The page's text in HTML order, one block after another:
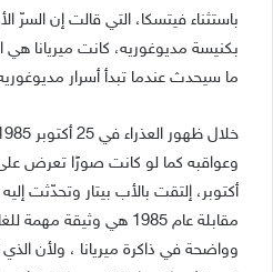
باستثناء فيتسكا، التي قالت إن السرّ
بكنيسة مديوغوريه، كانت ميريانا هي
ما سيحدث عندما تبدأ أسرار
أكتوبر، إلتقت بالأب بيتار وتحدّثت
مقابلة عام 1985 هي وثيقة
وواضحة في ذاكرة ميريانا ، ولأن الذي